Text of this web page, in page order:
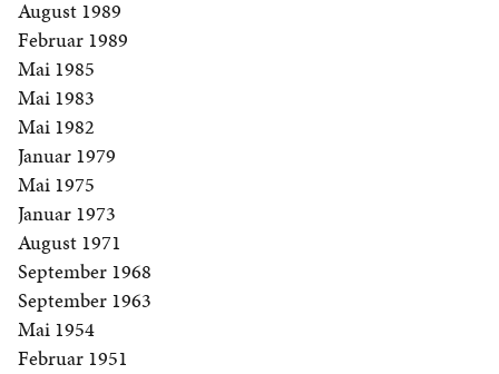
August 1989
Februar 1989
Mai 1985
Mai 1983
Mai 1982
Januar 1979
Mai 1975
Januar 1973
August 1971
September 1968
September 1963
Mai 1954
Februar 1951